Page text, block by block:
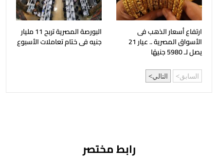
ارتفاع أسعار الذهب فى
الأسواق المصرية .. عيار 21
يصل لـ 5980 جنيهًا
البورصة المصرية تربح 11 مليار
جنيه فى ختام تعاملات الأسبوع
السابق التالي
رابط مختصر